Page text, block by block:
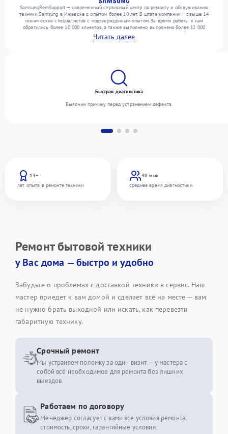
SamsungRemSupport — современный сервисный центр по ремонту и обслуживанию
техники Samsung в Ижевске с опытом более 10 лет. В штате компании — свыше 14
технических специалистов с подтвержденным опытом. За время работы к нам
обратились более 10 000 клиентов, а также выполнено выполнено более 12 000
ремонтов. Ежемесячно в сервисный центр поступает более 300 обращений, включая , ,
. Мы устраняем поломки любой сложности и предлагаем стабильный уровень сервиса
Читать далее
13+
лет опыта в ремонте техники
30 мин
среднее время диагностики
Быстрая диагностика
Выясним причину перед устранением дефекта.
Ремонт бытовой техники
у Вас дома — быстро и удобно
Забудьте о проблемах с доставкой техники в сервис. Наш
мастер приедет к вам домой и сделает всё на месте — вам
не нужно брать выходной или искать, как перевезти
габаритную технику.
Срочный ремонт
Мы устраняем поломку за один визит — у мастера с
собой всё необходимое для ремонта без лишних
выездов.
Работаем по договору
Менеджер согласует с вами все условия ремонта:
стоимость, сроки, гарантийные условия.